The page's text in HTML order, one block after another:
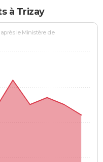
à Trizay
le Ministère de